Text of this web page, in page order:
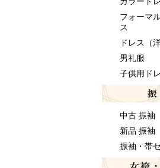
フォーマ
ス
ドレス（
男礼服
子供用ド
中古 振袖
新品 振袖
振袖・帯